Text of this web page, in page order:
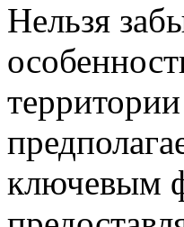
Нельзя
ключевым